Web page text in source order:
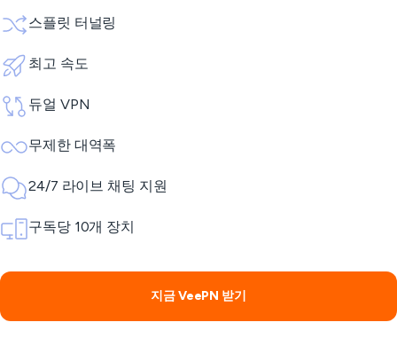
스플릿 터널링
최고 속도
듀얼 VPN
무제한 대역폭
24/7 라이브 채팅 지원
구독당 10개 장치
지금 VeePN 받기